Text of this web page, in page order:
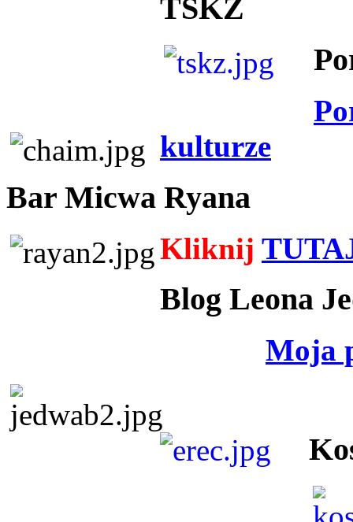
TSKZ
kulturze
Bar Micwa Ryana
Kliknij
Blog Leona
Moja